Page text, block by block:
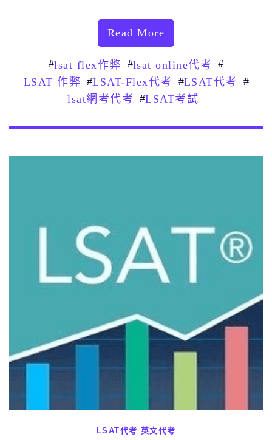
Read More
#lsat flex作弊 #lsat online代考 #
LSAT 作弊 #LSAT-Flex代考 #LSAT代考
#
lsat網考代考 #LSAT考試
LSAT代考 英文代考